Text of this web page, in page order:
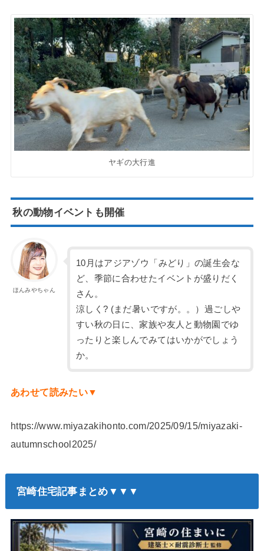
ヤギの大行進
秋の動物イベントも開催
ほんみやちゃん
10月はアジアゾウ「みどり」の誕生会な
ど、季節に合わせたイベントが盛りだく
さん。
涼しく? (まだ暑いですが。。）過ごしや
すい秋の日に、家族や友人と動物園でゆ
ったりと楽しんでみてはいかがでしょう
か。
あわせて読みたい▼
https://www.miyazakihonto.com/2025/09/15/miyazaki-
autumnschool2025/
宮崎住宅記事まとめ▼▼▼